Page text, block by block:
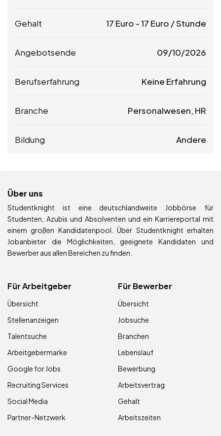
Gehalt 17 Euro -17 Euro / Stunde
Angebotsende 09/10/2026
Berufserfahrung Keine Erfahrung
Branche Personalwesen, HR
Bildung Andere
Über uns
Studentknight ist eine deutschlandweite Jobbörse für
Studenten, Azubis und Absolventen und ein Karriereportal mit
einem großen Kandidatenpool. Über Studentknight erhalten
Jobanbieter die Möglichkeiten, geeignete Kandidaten und
Bewerber aus allen Bereichen zu finden.
Für Arbeitgeber
Übersicht
Stellenanzeigen
Talentsuche
Arbeitgebermarke
Google for Jobs
Recruiting Services
Social Media
Partner-Netzwerk
Für Bewerber
Übersicht
Jobsuche
Branchen
Lebenslauf
Bewerbung
Arbeitsvertrag
Gehalt
Arbeitszeiten